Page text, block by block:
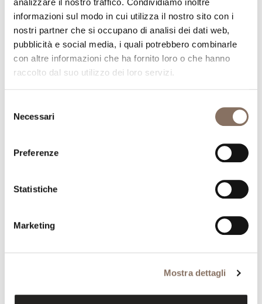
analizzare il nostro traffico. Condividiamo inoltre
informazioni sul modo in cui utilizza il nostro sito con i
nostri partner che si occupano di analisi dei dati web,
pubblicità e social media, i quali potrebbero combinarle
con altre informazioni che ha fornito loro o che hanno
raccolto dal suo utilizzo dei loro servizi.
delNecessari
Preferenze
Statistiche
Marketing
Mostra dettagli